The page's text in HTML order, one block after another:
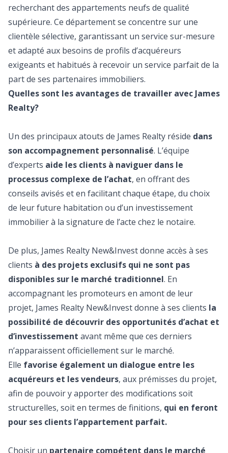
recherchant des appartements neufs de qualité
supérieure. Ce département se concentre sur une
clientèle sélective, garantissant un service sur-mesure
et adapté aux besoins de profils d’acquéreurs
exigeants et habitués à recevoir un service parfait de la
part de ses partenaires immobiliers.
Quelles sont les avantages de travailler avec James
Realty?
Un des principaux atouts de James Realty réside dans
son accompagnement personnalisé. L’équipe
d’experts aide les clients à naviguer dans le
processus complexe de l’achat, en offrant des
conseils avisés et en facilitant chaque étape, du choix
de leur future habitation ou d’un investissement
immobilier à la signature de l’acte chez le notaire.
De plus, James Realty New&Invest donne accès à ses
clients à des projets exclusifs qui ne sont pas
disponibles sur le marché traditionnel. En
accompagnant les promoteurs en amont de leur
projet, James Realty New&Invest donne à ses clients la
possibilité de découvrir des opportunités d’achat et
d’investissement avant même que ces derniers
n’apparaissent officiellement sur le marché.
Elle favorise également un dialogue entre les
acquéreurs et les vendeurs, aux prémisses du projet,
afin de pouvoir y apporter des modifications soit
structurelles, soit en termes de finitions, qui en feront
pour ses clients l’appartement parfait.
Choisir un partenaire compétent dans le marché